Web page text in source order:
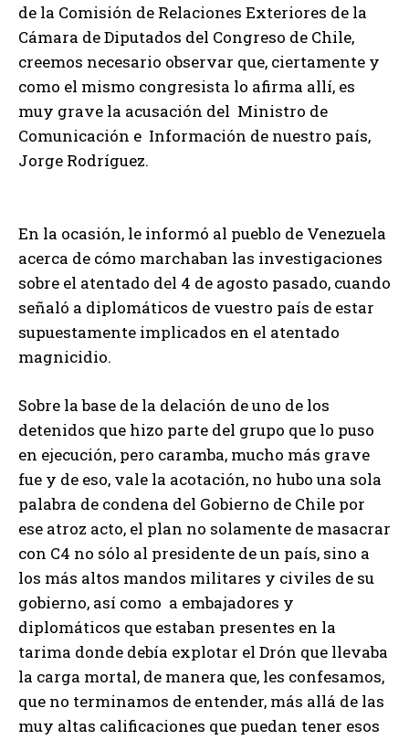
de la Comisión de Relaciones Exteriores de la
Cámara de Diputados del Congreso de Chile,
creemos necesario observar que, ciertamente y
como el mismo congresista lo afirma allí, es
muy grave la acusación del Ministro de
Comunicación e Información de nuestro país,
Jorge Rodríguez.
En la ocasión, le informó al pueblo de Venezuela
acerca de cómo marchaban las investigaciones
sobre el atentado del 4 de agosto pasado, cuando
señaló a diplomáticos de vuestro país de estar
supuestamente implicados en el atentado
magnicidio.
Sobre la base de la delación de uno de los
detenidos que hizo parte del grupo que lo puso
en ejecución, pero caramba, mucho más grave
fue y de eso, vale la acotación, no hubo una sola
palabra de condena del Gobierno de Chile por
ese atroz acto, el plan no solamente de masacrar
con C4 no sólo al presidente de un país, sino a
los más altos mandos militares y civiles de su
gobierno, así como a embajadores y
diplomáticos que estaban presentes en la
tarima donde debía explotar el Drón que llevaba
la carga mortal, de manera que, les confesamos,
que no terminamos de entender, más allá de las
muy altas calificaciones que puedan tener esos